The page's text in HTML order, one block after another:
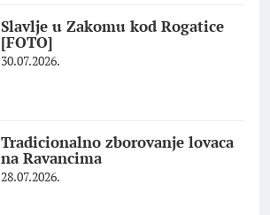
Slavlje u Zakomu kod Rogatice
[FOTO]
30.07.2026.
Tradicionalno zborovanje lovaca
na Ravancima
28.07.2026.